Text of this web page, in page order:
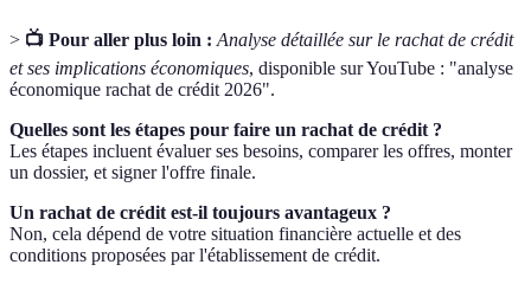
> 📺 Pour aller plus loin : Analyse détaillée sur le rachat de crédit
et ses implications économiques, disponible sur YouTube : "analyse
économique rachat de crédit 2026".
Quelles sont les étapes pour faire un rachat de crédit ?
Les étapes incluent évaluer ses besoins, comparer les offres, monter
un dossier, et signer l'offre finale.
Un rachat de crédit est-il toujours avantageux ?
Non, cela dépend de votre situation financière actuelle et des
conditions proposées par l'établissement de crédit.